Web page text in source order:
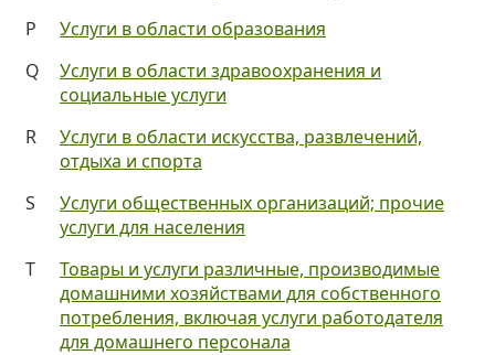
P
Услуги в области образования
Q
Услуги в области здравоохранения и
социальные услуги
R
Услуги в области искусства, развлечений,
отдыха и спорта
S
Услуги общественных организаций; прочие
услуги для населения
T
Товары и услуги различные, производимые
домашними хозяйствами для собственного
потребления, включая услуги работодателя
для домашнего персонала